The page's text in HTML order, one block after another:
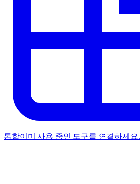
통합이미 사용 중인 도구를 연결하세요.